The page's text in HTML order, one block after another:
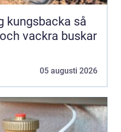
så
vackra buskar
05 augusti 2026